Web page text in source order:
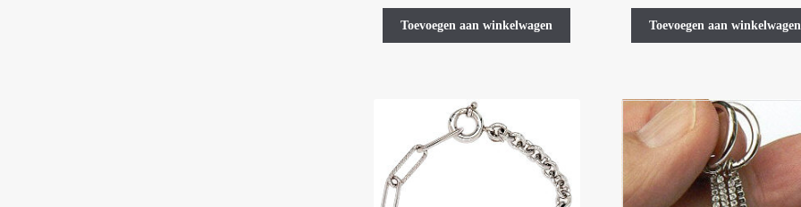
was:
€39.00.
is:
€25.00.
Toevoegen aan winkelwagen
was:
€29.00.
is:
Toevoegen aan winkelwagen